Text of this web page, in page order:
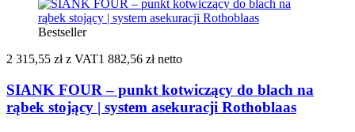
Bestseller
2 315,55 zł z VAT1 882,56 zł netto
SIANK FOUR – punkt kotwiczący do blach na
rąbek stojący | system asekuracji Rothoblaas